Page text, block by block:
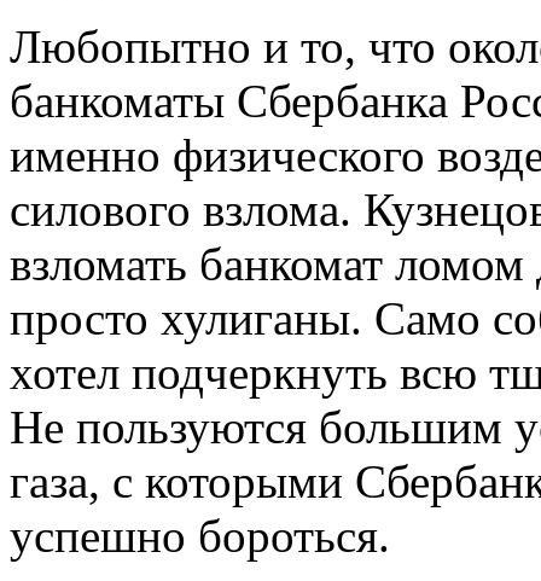
Любопытно и то, что
банкоматы Сбербанка
именно физического
силового взлома.
взломать банкомат
просто хулиганы. Само
хотел подчеркнуть всю
Не пользуются большим
газа, с которыми
успешно бороться.